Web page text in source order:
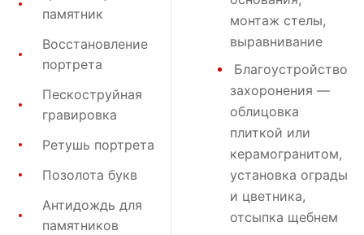
памятник
Восстановление
портрета
Пескоструйная
гравировка
Ретушь портрета
Позолота букв
Антидождь для
памятников
монтаж стелы,
выравнивание
Благоустройство
захоронения —
облицовка
плиткой или
керамогранитом,
установка ограды
и цветника,
отсыпка щебнем